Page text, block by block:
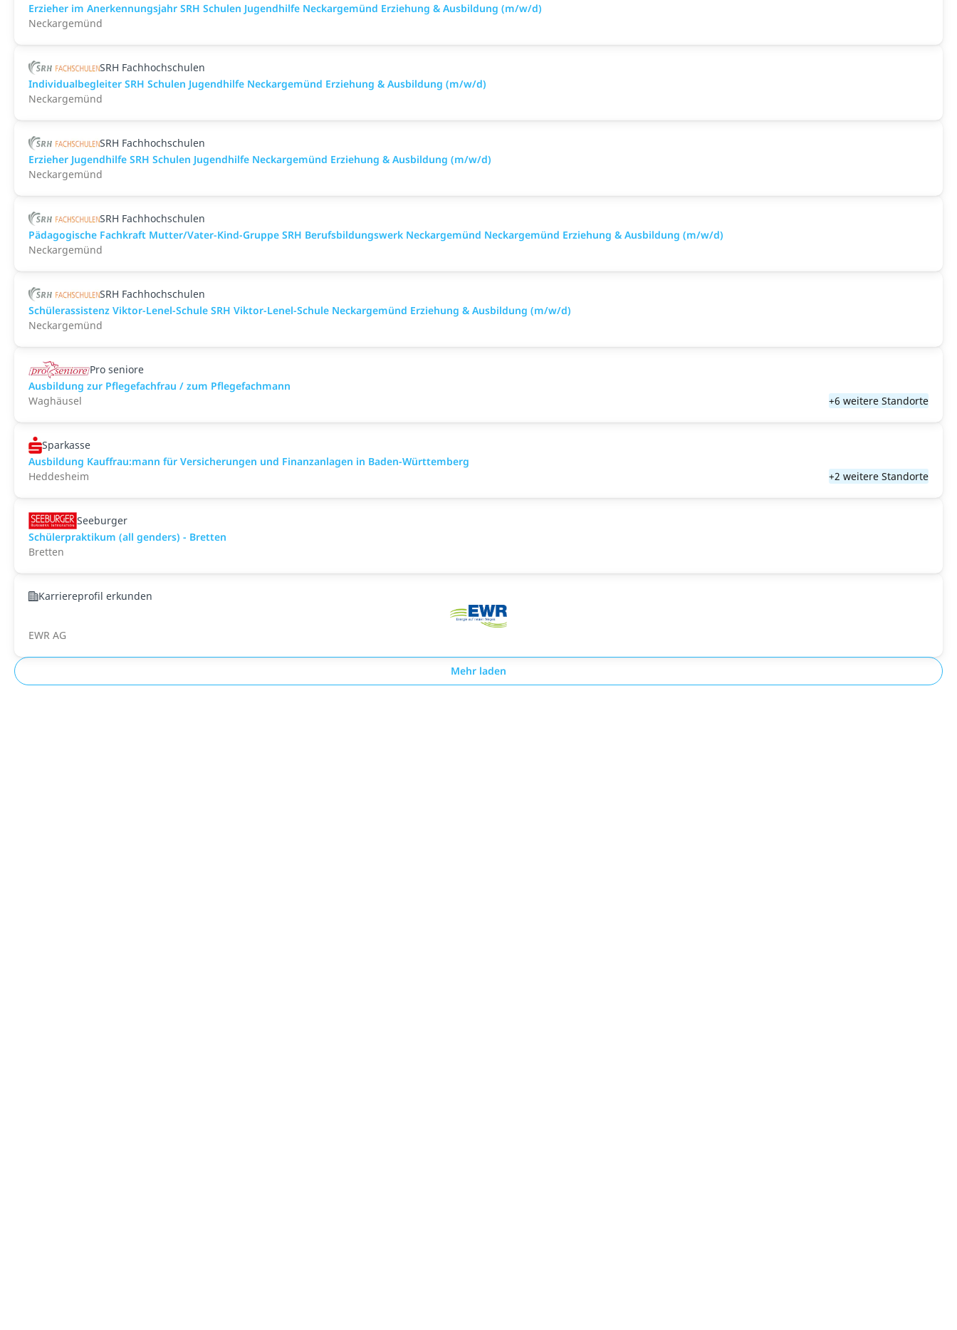
Erzieher im Anerkennungsjahr SRH Schulen Jugendhilfe Neckargemünd Erziehung & Ausbildung (m/w/d)
Neckargemünd
SRH Fachhochschulen
Individualbegleiter SRH Schulen Jugendhilfe Neckargemünd Erziehung & Ausbildung (m/w/d)
Neckargemünd
SRH Fachhochschulen
Erzieher Jugendhilfe SRH Schulen Jugendhilfe Neckargemünd Erziehung & Ausbildung (m/w/d)
Neckargemünd
SRH Fachhochschulen
Pädagogische Fachkraft Mutter/Vater-Kind-Gruppe SRH Berufsbildungswerk Neckargemünd Neckargemünd Erziehung & Ausbildung (m/w/d)
Neckargemünd
SRH Fachhochschulen
Schülerassistenz Viktor-Lenel-Schule SRH Viktor-Lenel-Schule Neckargemünd Erziehung & Ausbildung (m/w/d)
Neckargemünd
Pro seniore
Ausbildung zur Pflegefachfrau / zum Pflegefachmann
Waghäusel
+6 weitere Standorte
Sparkasse
Ausbildung Kauffrau:mann für Versicherungen und Finanzanlagen in Baden-Württemberg
Heddesheim
+2 weitere Standorte
Seeburger
Schülerpraktikum (all genders) - Bretten
Bretten
Karriereprofil erkunden
EWR AG
Mehr laden